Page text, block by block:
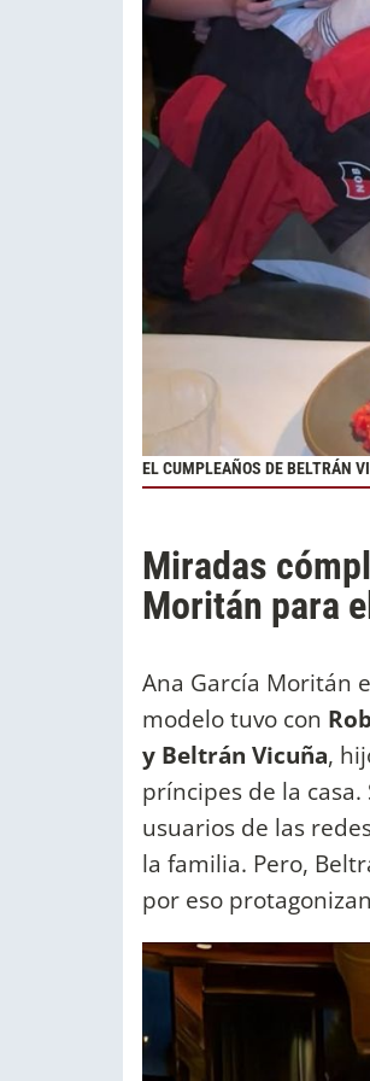
EL CUMPLEAÑOS DE BELTRÁN
Miradas
Moritán para
Ana García Moritán
modelo tuvo con
y Beltrán Vicuña,
príncipes de la
usuarios de las
la familia. Pero,
por eso